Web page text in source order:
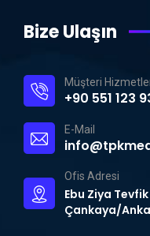
Bize Ulaşın
Müşteri
+90 551 123
E-Mail
Ofis Adresi
Ebu Ziya
Çankaya/